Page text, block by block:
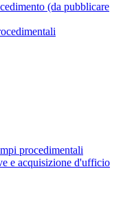
(da pubblicare
procedimentali
e acquisizione d'ufficio